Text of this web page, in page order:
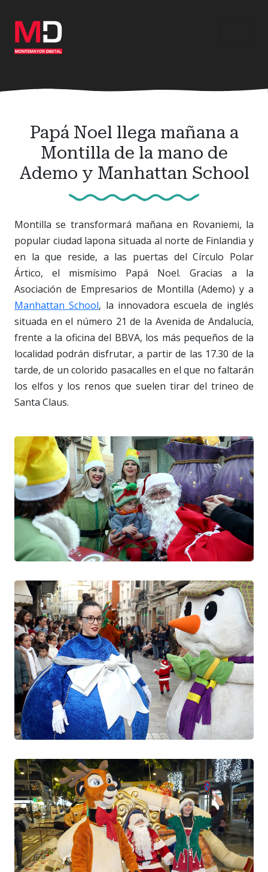
contenido
principal
Papá Noel llega mañana a
Montilla de la mano de
Ademo y Manhattan School
Montilla se transformará mañana en Rovaniemi, la
popular ciudad lapona situada al norte de Finlandia y
en la que reside, a las puertas del Círculo Polar
Ártico, el mismísimo Papá Noel. Gracias a la
Asociación de Empresarios de Montilla (Ademo) y a
Manhattan School, la innovadora escuela de inglés
situada en el número 21 de la Avenida de Andalucía,
frente a la oficina del BBVA, los más pequeños de la
localidad podrán disfrutar, a partir de las 17.30 de la
tarde, de un colorido pasacalles en el que no faltarán
los elfos y los renos que suelen tirar del trineo de
Santa Claus.